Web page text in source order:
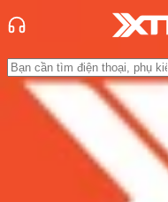
Trang chủ
Tin tức
Tin Mới
Đánh Giá -
Hỏi đáp